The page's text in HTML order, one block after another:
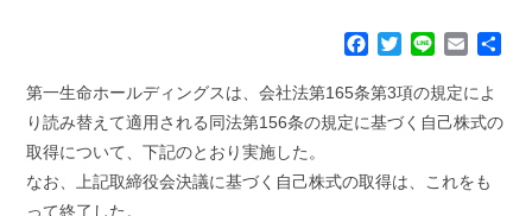
c
e
o
T
i
t
r
n
e
E
a
i
第一生命ホールディングスは、会社法第165条第3項の規定によ
り読み替えて適用される同法第156条の規定に基づく自己株式の
取得について、下記のとおり実施した。
なお、上記取締役会決議に基づく自己株式の取得は、これをも
って終了した。